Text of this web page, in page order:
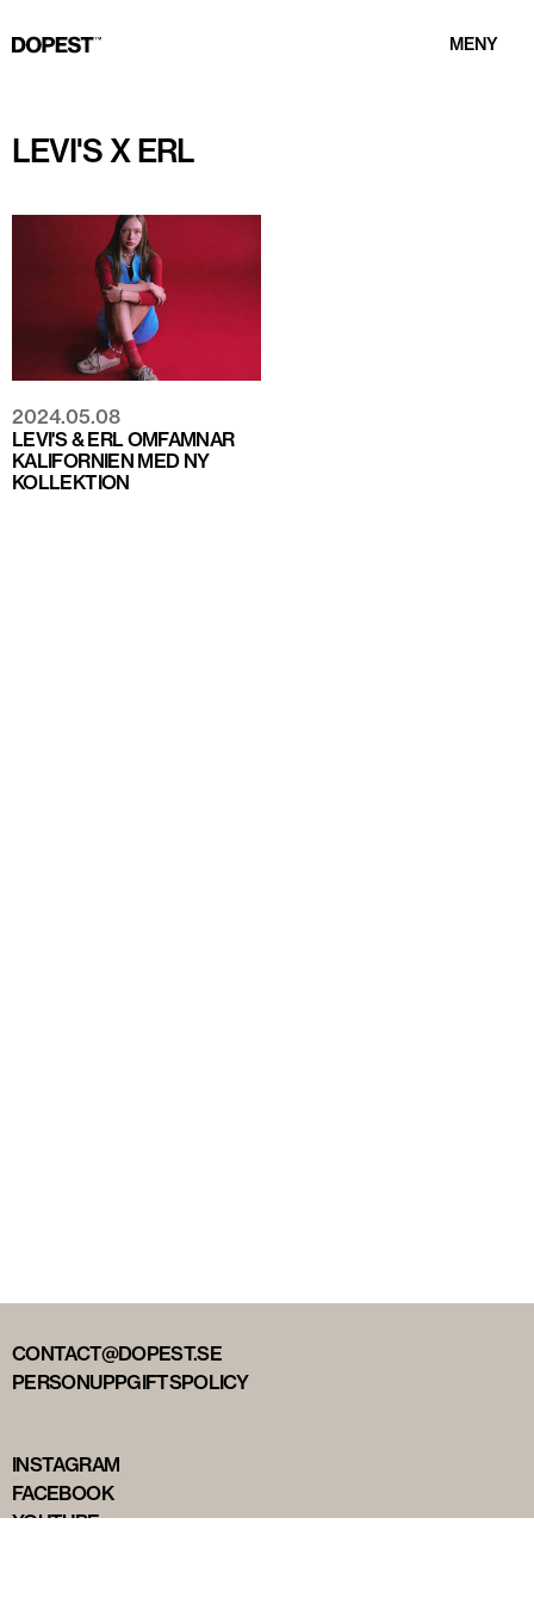
MENY
LEVI'S X ERL
2024.05.08
LEVI'S & ERL OMFAMNAR
KALIFORNIEN MED NY
KOLLEKTION
CONTACT@DOPEST.SE
PERSONUPPGIFTSPOLICY
INSTAGRAM
FACEBOOK
YOUTUBE